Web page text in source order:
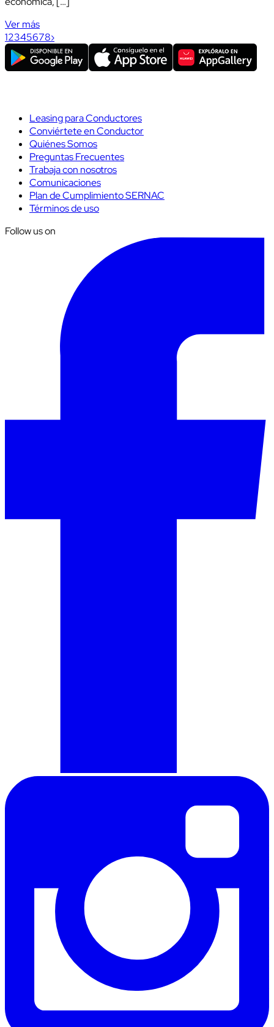
Ver más
12345678›
Leasing para Conductores
Conviértete en Conductor
Quiénes Somos
Preguntas Frecuentes
Trabaja con nosotros
Comunicaciones
Plan de Cumplimiento SERNAC
Términos de uso
Follow us on